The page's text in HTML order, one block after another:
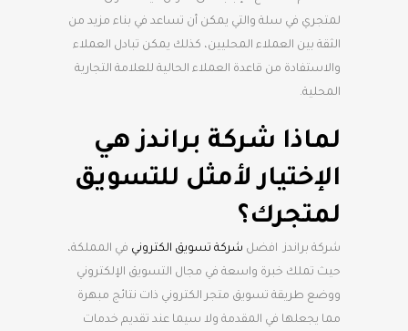
لمتجري في سلة والتي يمكن أن تساعد في بناء مزيد من
الثقة بين العملاء المحليين، كذلك يمكن تبادل العملاء
والاستفادة من قاعدة العملاء الحالية للعلامة التجارية
المحلية.
لماذا شركة براندز هي
الإختيار لأمثل للتسويق
لمتجرك؟
شركة براندز افضل شركة تسويق الكتروني في المملكة،
حيث تملك خبرة واسعة في مجال التسويق الإلكتروني
ووضع طريقة تسويق متجر الكتروني ذات نتائج مبهرة
مما يجعلها في المقدمة ولا سيما عند تقديم خدمات